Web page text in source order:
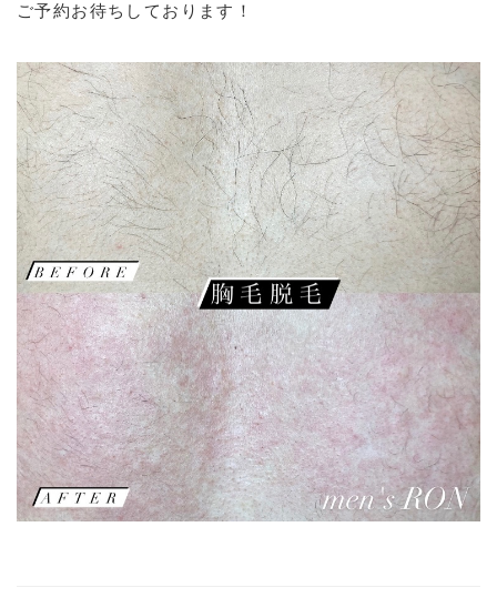
ご予約お待ちしております！